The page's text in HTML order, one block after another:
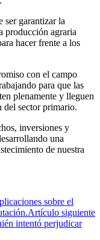
ser garantizar la
producción agraria
hacer frente a los
con el campo
para que las
plenamente y lleguen
del sector primario.
inversiones y
una
de nuestra
sobre el
Artículo siguiente
intentó perjudicar